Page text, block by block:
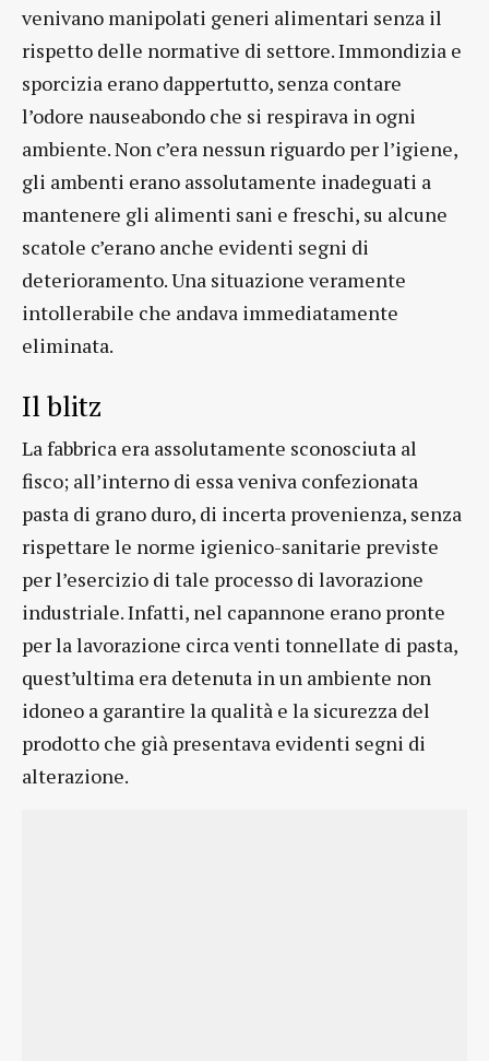
venivano manipolati generi alimentari senza il
rispetto delle normative di settore. Immondizia e
sporcizia erano dappertutto, senza contare
l’odore nauseabondo che si respirava in ogni
ambiente. Non c’era nessun riguardo per l’igiene,
gli ambenti erano assolutamente inadeguati a
mantenere gli alimenti sani e freschi, su alcune
scatole c’erano anche evidenti segni di
deterioramento. Una situazione veramente
intollerabile che andava immediatamente
eliminata.
Il blitz
La fabbrica era assolutamente sconosciuta al
fisco; all’interno di essa veniva confezionata
pasta di grano duro, di incerta provenienza, senza
rispettare le norme igienico-sanitarie previste
per l’esercizio di tale processo di lavorazione
industriale. Infatti, nel capannone erano pronte
per la lavorazione circa venti tonnellate di pasta,
quest’ultima era detenuta in un ambiente non
idoneo a garantire la qualità e la sicurezza del
prodotto che già presentava evidenti segni di
alterazione.